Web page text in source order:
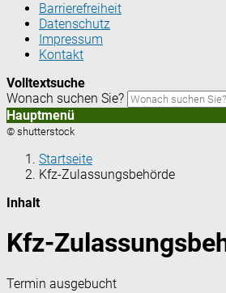
Barrierefreiheit
Datenschutz
Impressum
Kontakt
Volltextsuche
Wonach suchen Sie?
Hauptmenü
© shutterstock
Startseite
Kfz-Zulassungsbehörde
Inhalt
Kfz-
Termin ausgebucht